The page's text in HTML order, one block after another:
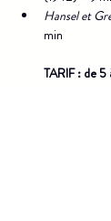
Hansel et
min
TARIF : de